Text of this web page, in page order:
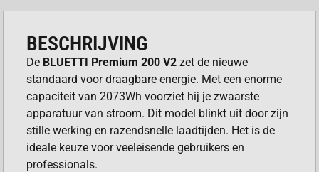
BESCHRIJVING
De BLUETTI Premium 200 V2 zet de nieuwe
standaard voor draagbare energie. Met een enorme
capaciteit van 2073Wh voorziet hij je zwaarste
apparatuur van stroom. Dit model blinkt uit door zijn
stille werking en razendsnelle laadtijden. Het is de
ideale keuze voor veeleisende gebruikers en
professionals.